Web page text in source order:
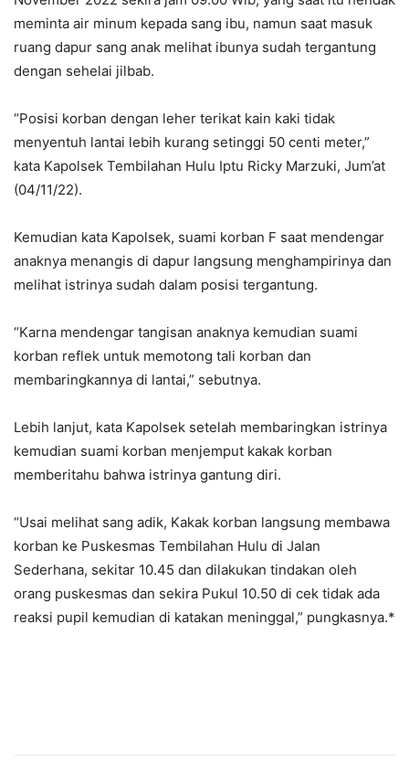
meminta air minum kepada sang ibu, namun saat masuk
ruang dapur sang anak melihat ibunya sudah tergantung
dengan sehelai jilbab.
“Posisi korban dengan leher terikat kain kaki tidak
menyentuh lantai lebih kurang setinggi 50 centi meter,”
kata Kapolsek Tembilahan Hulu Iptu Ricky Marzuki, Jum’at
(04/11/22).
Kemudian kata Kapolsek, suami korban F saat mendengar
anaknya menangis di dapur langsung menghampirinya dan
melihat istrinya sudah dalam posisi tergantung.
“Karna mendengar tangisan anaknya kemudian suami
korban reflek untuk memotong tali korban dan
membaringkannya di lantai,” sebutnya.
Lebih lanjut, kata Kapolsek setelah membaringkan istrinya
kemudian suami korban menjemput kakak korban
memberitahu bahwa istrinya gantung diri.
“Usai melihat sang adik, Kakak korban langsung membawa
korban ke Puskesmas Tembilahan Hulu di Jalan
Sederhana, sekitar 10.45 dan dilakukan tindakan oleh
orang puskesmas dan sekira Pukul 10.50 di cek tidak ada
reaksi pupil kemudian di katakan meninggal,” pungkasnya.*